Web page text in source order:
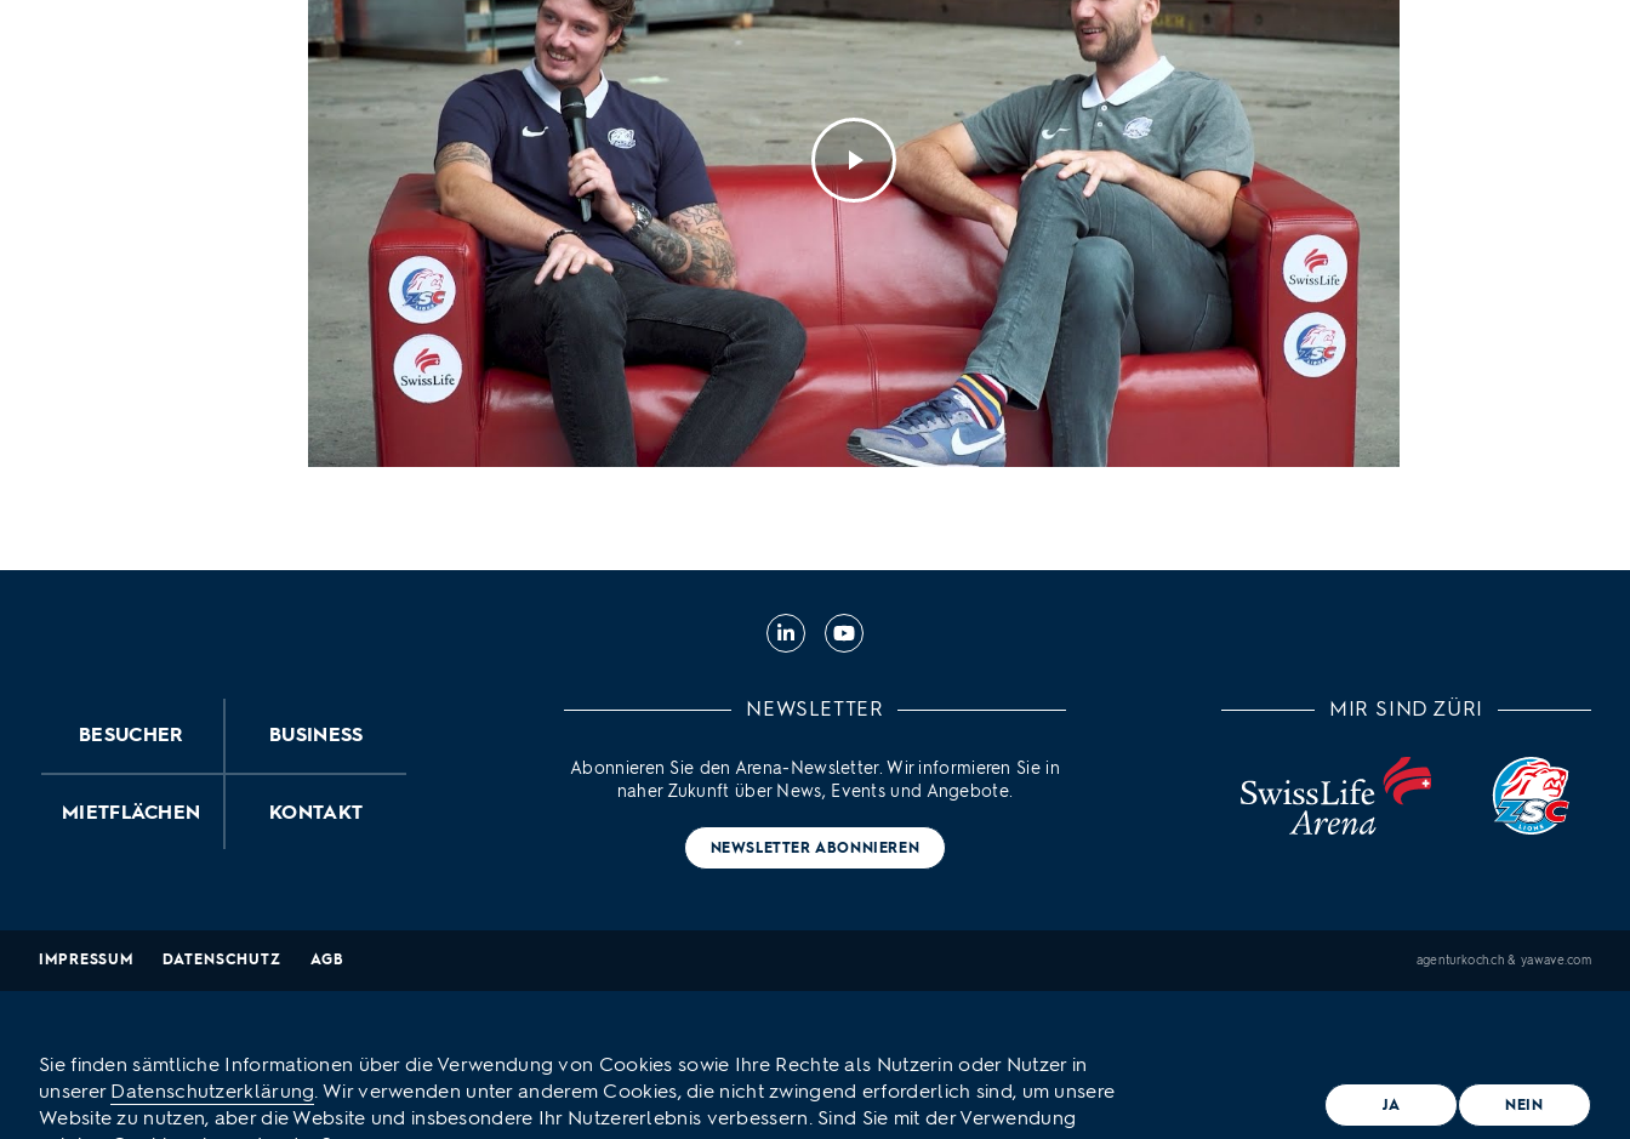
Linkedin
NEWSLETTER
Abonnieren Sie den Arena-Newsletter. Wir informieren Sie in
naher Zukunft über News, Events und Angebote.
NEWSLETTER ABONNIEREN
BESUCHER BUSINESS
MIETFLÄCHEN KONTAKT
MIR SIND ZÜRI
IMPRESSUM DATENSCHUTZ AGB agenturkoch.ch & yawave.com
Sie finden sämtliche Informationen über die Verwendung von Cookies sowie Ihre Rechte als Nutzerin oder Nutzer in
unserer Datenschutzerklärung. Wir verwenden unter anderem Cookies, die nicht zwingend erforderlich sind, um unsere
Website zu nutzen, aber die Website und insbesondere Ihr Nutzererlebnis verbessern. Sind Sie mit der Verwendung
JA NEIN